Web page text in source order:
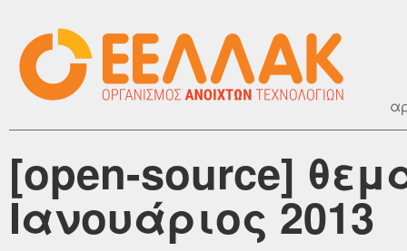
[open-source]
Ιανουάριος 2013